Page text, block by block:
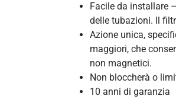
Facile da installare
delle tubazioni. Il
Azione unica,
maggiori, che
non magnetici.
Non bloccherà o
10 anni di garanzia